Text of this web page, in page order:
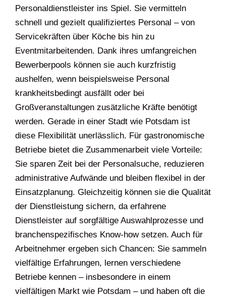
Personaldienstleister ins Spiel. Sie vermitteln
schnell und gezielt qualifiziertes Personal – von
Servicekräften über Köche bis hin zu
Eventmitarbeitenden. Dank ihres umfangreichen
Bewerberpools können sie auch kurzfristig
aushelfen, wenn beispielsweise Personal
krankheitsbedingt ausfällt oder bei
Großveranstaltungen zusätzliche Kräfte benötigt
werden. Gerade in einer Stadt wie Potsdam ist
diese Flexibilität unerlässlich. Für gastronomische
Betriebe bietet die Zusammenarbeit viele Vorteile:
Sie sparen Zeit bei der Personalsuche, reduzieren
administrative Aufwände und bleiben flexibel in der
Einsatzplanung. Gleichzeitig können sie die Qualität
der Dienstleistung sichern, da erfahrene
Dienstleister auf sorgfältige Auswahlprozesse und
branchenspezifisches Know-how setzen. Auch für
Arbeitnehmer ergeben sich Chancen: Sie sammeln
vielfältige Erfahrungen, lernen verschiedene
Betriebe kennen – insbesondere in einem
vielfältigen Markt wie Potsdam – und haben oft die